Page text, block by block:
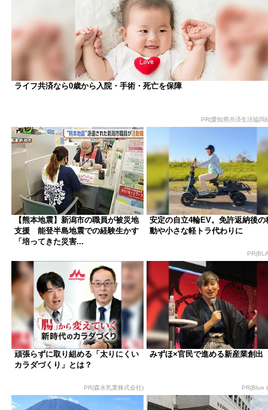
ライフ共済なら0歳から入院・手術・死亡を保障
PR(愛知県共済生活協同
【熊本地震】新潟市の職員が被災地
支援 能登半島地震での経験生かす
「培ってきた災害...
安定の自立4輪EV。免許返納後の
動や小さな軽トラ代わりに
頑張らずに取り組める「太りにくい
カラダづくり」とは？
PR(森永乳業株式会社)
みずほ×官民で進める新産業創出
PR(Blue